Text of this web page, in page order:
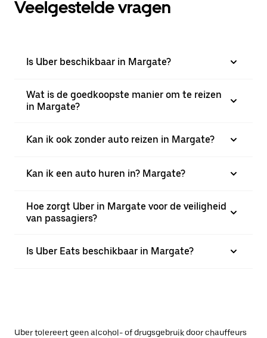
Veelgestelde vragen
Is Uber beschikbaar in Margate?
Wat is de goedkoopste manier om te reizen
in Margate?
Kan ik ook zonder auto reizen in Margate?
Kan ik een auto huren in? Margate?
Hoe zorgt Uber in Margate voor de veiligheid
van passagiers?
Is Uber Eats beschikbaar in Margate?
Uber tolereert geen alcohol- of drugsgebruik door chauffeurs